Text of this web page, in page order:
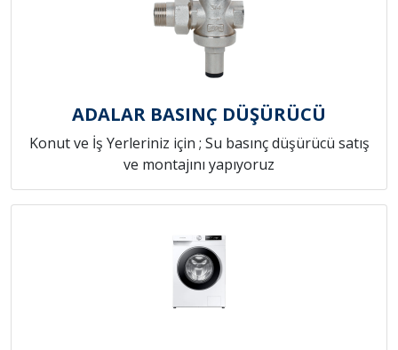
ADALAR BASINÇ DÜŞÜRÜCÜ
Konut ve İş Yerleriniz için ; Su basınç düşürücü satış
ve montajını yapıyoruz